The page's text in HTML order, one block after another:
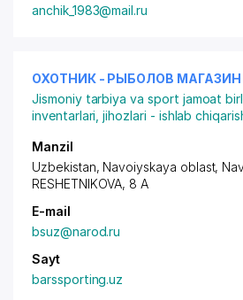
anchik_1983@mail.ru
ОХОТНИК - РЫБОЛОВ МАГАЗИН
Jismoniy tarbiya va sport jamoat
inventarlari, jihozlari - ishlab
Manzil
Uzbekistan, Navoiyskaya oblast,
RESHETNIKOVA, 8 A
E-mail
bsuz@narod.ru
Sayt
barssporting.uz